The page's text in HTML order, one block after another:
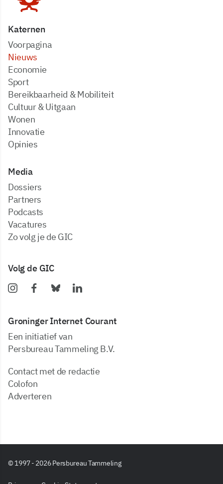
Katernen
Voorpagina
Nieuws
Economie
Sport
Bereikbaarheid & Mobiliteit
Cultuur & Uitgaan
Wonen
Innovatie
Opinies
Media
dossiers
partners
podcasts
vacatures
zo volg je de GIC
Volg de GIC
Groninger Internet Courant
Een initiatief van
Persbureau Tammeling B.V.
Contact met de redactie
Colofon
Adverteren
© 1997 - 2026 Persbureau Tammeling